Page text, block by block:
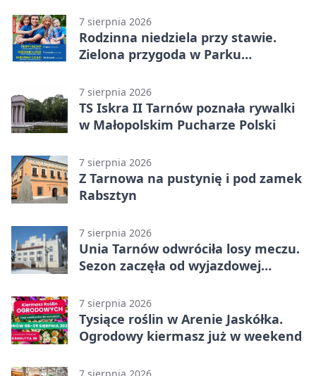
7 sierpnia 2026
Rodzinna niedziela przy stawie.
Zielona przygoda w Parku
7 sierpnia 2026
TS Iskra II Tarnów poznała rywalki
w Małopolskim Pucharze Polski
7 sierpnia 2026
Z Tarnowa na pustynię i pod zamek
Rabsztyn
7 sierpnia 2026
Unia Tarnów odwróciła losy meczu.
Sezon zaczęła od wyjazdowej
7 sierpnia 2026
Tysiące roślin w Arenie Jaskółka.
Ogrodowy kiermasz już w weekend
7 sierpnia 2026